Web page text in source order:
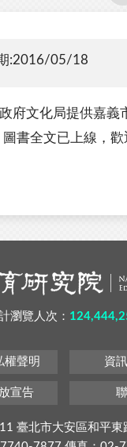
:2016/05/18
府文化局提供嘉義
書全文已上線，歡
瀏覽人次：
權聲明 資
宣告
臺北市大安區和平東